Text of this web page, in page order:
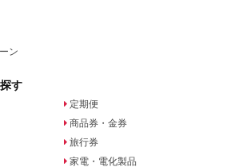
ン
す
定期便
商品券・金券
旅行券
家電・電化製品